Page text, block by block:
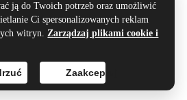
ją do Twoich potrzeb oraz umożliwić
Ci spersonalizowanych reklam
witryn.Zarządzaj plikami cookie i
Zaakceptuj